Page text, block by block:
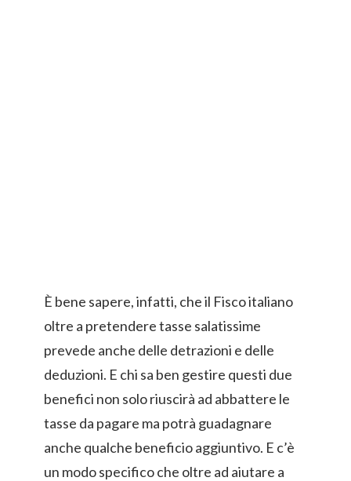
È bene sapere, infatti, che il Fisco italiano
oltre a pretendere tasse salatissime
prevede anche delle detrazioni e delle
deduzioni. E chi sa ben gestire questi due
benefici non solo riuscirà ad abbattere le
tasse da pagare ma potrà guadagnare
anche qualche beneficio aggiuntivo. E c’è
un modo specifico che oltre ad aiutare a